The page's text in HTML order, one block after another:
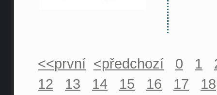
<<první <předchozí 0 1
12
13 14 15 16 17
18